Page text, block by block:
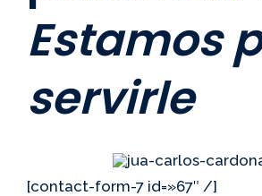
Estamos
servirle
[contact-form-7 id=»67″ /]